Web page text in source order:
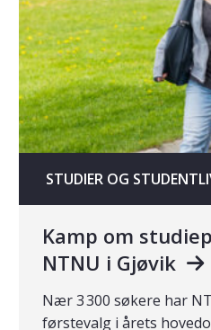
STUDIER OG
Kamp om
NTNU i Gjøvik
Nær 3 300 søkere har
førstevalg i årets